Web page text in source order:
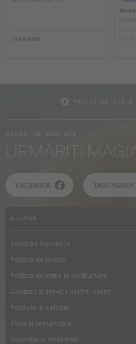
1 334 RON 1 019
URMĂRIȚI
FACEBOOK INSTAGRAM
AJUTOR
Întrebări frecvente
Politica de livrare
Politica de retur și rambursare
Contact și servicii pentru clienți
Produse și calitate
Plata și securitatea
Garanție și reclamații